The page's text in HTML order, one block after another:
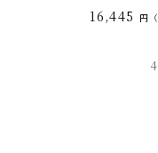
16,445
4